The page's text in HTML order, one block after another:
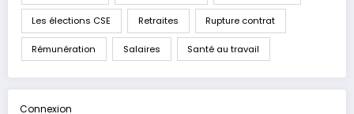
Les élections CSE Retraites Rupture contrat
Rémunération Salaires Santé au travail
Connexion